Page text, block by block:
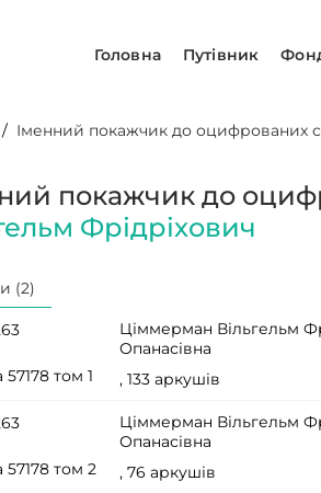
Головна Путівник
/ Іменний покажчик до оцифрованих
покажчик до
Фрідріхович
(2)
том 1
Ціммерман Вільгельм
Опанасівна
, 133 аркушів
57178 том 2
Ціммерман Вільгельм
Опанасівна
, 76 аркушів